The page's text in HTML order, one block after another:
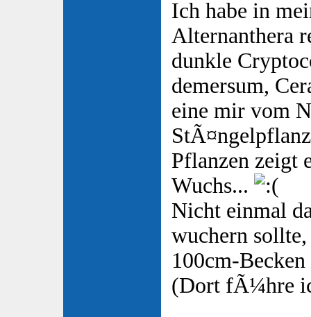
Ich habe in
Alternanthera
dunkle
demersum,
eine mir vom
Pflanzen zeigt
Wuchs...
Nicht einmal
wuchern
100cm-
(Dort fÃ¼hre